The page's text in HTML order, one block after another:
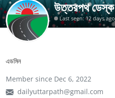
ফিচার
ভ্রমণ
মুক্তমত
ভিডিও গ্যালারী
উত্তরপথ ডেস্ক
Last seen: 12 days ago
এডমিন
Member since Dec 6, 2022
dailyuttarpath@gmail.com